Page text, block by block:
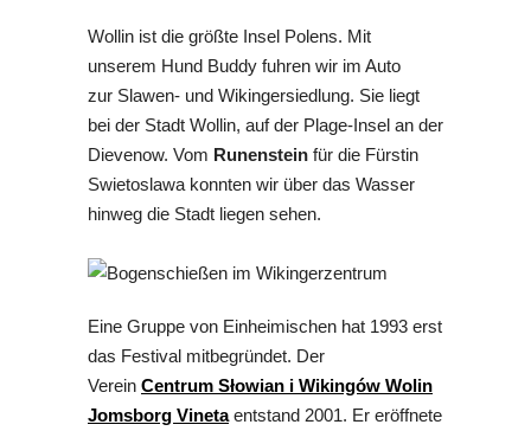
Wollin ist die größte Insel Polens. Mit
unserem Hund Buddy fuhren wir im Auto
zur Slawen- und Wikingersiedlung. Sie liegt
bei der Stadt Wollin, auf der Plage-Insel an der
Dievenow. Vom Runenstein für die Fürstin
Swietoslawa konnten wir über das Wasser
hinweg die Stadt liegen sehen.
Eine Gruppe von Einheimischen hat 1993 erst
das Festival mitbegründet. Der
Verein Centrum Słowian i Wikingów Wolin
Jomsborg Vinetaentstand 2001. Er eröffnete